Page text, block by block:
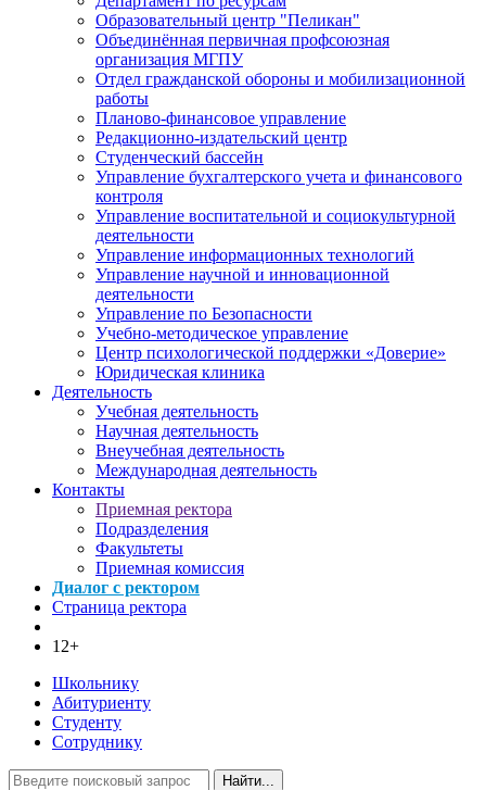
Образовательный центр "Пеликан"
Объединённая первичная профсоюзная
организация МГПУ
Отдел гражданской обороны и мобилизационной
работы
Планово-финансовое управление
Редакционно-издательский центр
Студенческий бассейн
Управление бухгалтерского учета и финансового
контроля
Управление воспитательной и социокультурной
деятельности
Управление информационных технологий
Управление научной и инновационной
деятельности
Управление по Безопасности
Учебно-методическое управление
Центр психологической поддержки «Доверие»
Юридическая клиника
Деятельность
Учебная деятельность
Научная деятельность
Внеучебная деятельность
Международная деятельность
Контакты
Приемная ректора
Подразделения
Факультеты
Приемная комиссия
Диалог с ректором
Страница ректора
12+
Школьнику
Абитуриенту
Студенту
Сотруднику
Найти...